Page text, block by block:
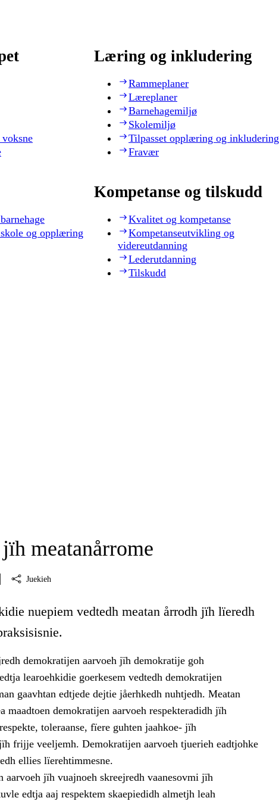
Læring og inkludering
Rammeplaner
Læreplaner
Barnehagemiljø
Skolemiljø
Tilpasset opplæring og inkludering
Fravær
og opplæring
Kompetanse og tilskudd
Kvalitet og kompetanse
Kompetanseutvikling og
videreutdanning
Lederutdanning
Tilskudd
meatanårrome
Juekieh
nuepiem vedtedh meatan årrodh jïh lïeredh
demokratijen aarvoeh jïh demokratije goh
learoehkidie goerkesem vedtedh demokratijen
gaavhtan edtjede dejtie jåerhkedh nuhtjedh. Meatan
maadtoen demokratijen aarvoeh respekteradidh jïh
toleraanse, fïere guhten jaahkoe- jïh
frijje veeljemh. Demokratijen aarvoeh tjuerieh eadtjohke
ellies lïerehtimmesne.
aarvoeh jïh vuajnoeh skreejredh vaanesovmi jïh
edtja aaj respektem skaepiedidh almetjh leah